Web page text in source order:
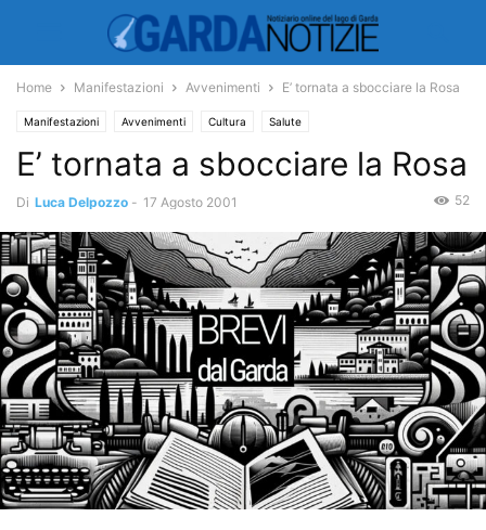
Home Manifestazioni Avvenimenti E’ tornata a sbocciare la Rosa
Manifestazioni Avvenimenti Cultura Salute
E’ tornata a sbocciare la Rosa
Di Luca Delpozzo - 17 Agosto 2001 52